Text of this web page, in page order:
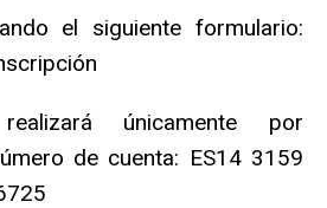
el siguiente formulario:
únicamente por
de cuenta: ES14 3159